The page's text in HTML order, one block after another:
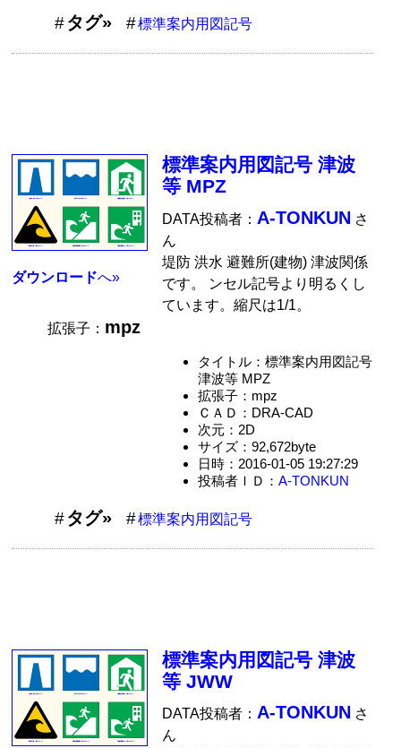
タグ» 標準案内用図記号
ダウンロードへ»
標準案内用図記号 津波
等 MPZ
DATA投稿者： A-TONKUN さ
ん
堤防 洪水 避難所(建物) 津波関係
です。 ンセル記号より明るくし
ています。縮尺は1/1。
拡張子： mpz
タイトル：標準案内用図記号
津波等 MPZ
拡張子：mpz
ＣＡＤ：DRA-CAD
次元：2D
サイズ：92,672byte
日時：2016-01-05 19:27:29
投稿者ＩＤ： A-TONKUN
タグ» 標準案内用図記号
標準案内用図記号 津波
等 JWW
DATA投稿者： A-TONKUN さ
ん